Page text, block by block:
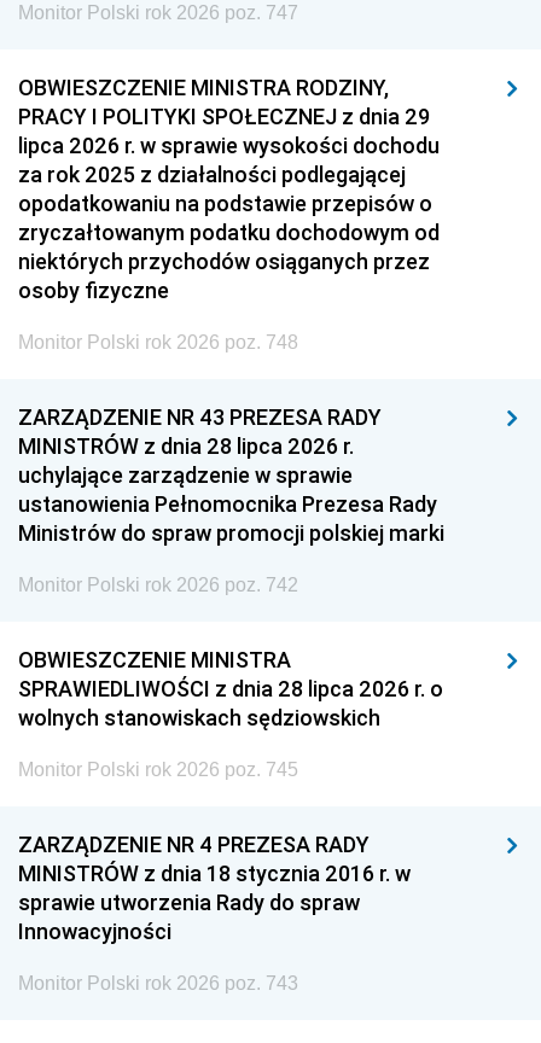
Monitor Polski rok 2026 poz. 747
OBWIESZCZENIE MINISTRA RODZINY,
PRACY I POLITYKI SPOŁECZNEJ z dnia 29
lipca 2026 r. w sprawie wysokości dochodu
za rok 2025 z działalności podlegającej
opodatkowaniu na podstawie przepisów o
zryczałtowanym podatku dochodowym od
niektórych przychodów osiąganych przez
osoby fizyczne
Monitor Polski rok 2026 poz. 748
ZARZĄDZENIE NR 43 PREZESA RADY
MINISTRÓW z dnia 28 lipca 2026 r.
uchylające zarządzenie w sprawie
ustanowienia Pełnomocnika Prezesa Rady
Ministrów do spraw promocji polskiej marki
Monitor Polski rok 2026 poz. 742
OBWIESZCZENIE MINISTRA
SPRAWIEDLIWOŚCI z dnia 28 lipca 2026 r. o
wolnych stanowiskach sędziowskich
Monitor Polski rok 2026 poz. 745
ZARZĄDZENIE NR 4 PREZESA RADY
MINISTRÓW z dnia 18 stycznia 2016 r. w
sprawie utworzenia Rady do spraw
Innowacyjności
Monitor Polski rok 2026 poz. 743